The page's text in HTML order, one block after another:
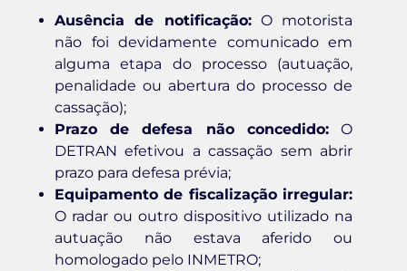
Ausência de notificação:O motorista
não foi devidamente comunicado em
alguma etapa do processo (autuação,
penalidade ou abertura do processo de
cassação);
Prazo de defesa não concedido:O
DETRAN efetivou a cassação sem abrir
prazo para defesa prévia;
Equipamento de fiscalização irregular:
O radar ou outro dispositivo utilizado na
autuação não estava aferido ou
homologado pelo INMETRO;